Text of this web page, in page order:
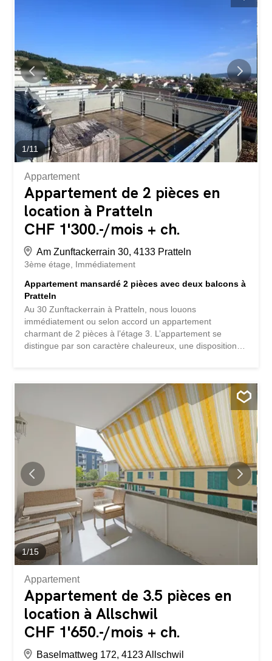
modernes • Salle de bain élégante avec douche et
baignoire • Machine à laver et sèche-linge à disposition
dans l’appartement • Pompe à chaleur efficace avec
chauffage au sol • Cave et place de parking en garage
souterrain • Quartier calme et familial • Bon accès à Bâle
ainsi...
1/11
Appartement
Appartement de 2 pièces en
location à Pratteln
CHF 1'300.-/mois + ch.
Am Zunftackerrain 30, 4133 Pratteln
3ème étage
Immédiatement
Appartement mansardé 2 pièces avec deux balcons à
Pratteln
Au 30 Zunftackerrain à Pratteln, nous louons
immédiatement ou selon accord un appartement
charmant de 2 pièces à l’étage 3. L’appartement se
distingue par son caractère chaleureux, une disposition
Appartement mansardé lumineux de 2 pièces au 3ème
étage cuisine Salle de bain avec baignoire et fenêtre
Balcon ensoleillé juste à côté de la cuisine Deuxième
balcon à côté de la chambre avec un espace
supplémentaire pour s’asseoir Environnement calme et
agréable Beaucoup de lumière naturelle et un
environnement de vie confortable Disposition et
équipement des locaux L’appartement dispose d’un salon
accueillant avec une grande luminosité naturelle, d’une
chambre séparée et d’une cuisine pratique. Un balcon est
directement accessible depuis la cuisine. Depuis la
chambre, vous pouvez accéder à un deuxième balcon à
l’arrière de la...
1/15
Appartement
Appartement de 3.5 pièces en
location à Allschwil
CHF 1'650.-/mois + ch.
Baselmattweg 172, 4123 Allschwil